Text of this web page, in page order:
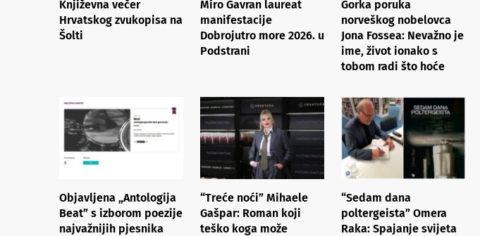
Književna večer
Hrvatskog zvukopisa na
Šolti
Miro Gavran laureat
manifestacije
Dobrojutro more 2026. u
Podstrani
Gorka poruka
norveškog nobelovca
Jona Fossea: Nevažno je
ime, život ionako s
tobom radi što hoće
Objavljena „Antologija
Beat” s izborom poezije
najvažnijih pjesnika
“Treće noći” Mihaele
Gašpar: Roman koji
teško koga može
“Sedam dana
poltergeista” Omera
Raka: Spajanje svijeta